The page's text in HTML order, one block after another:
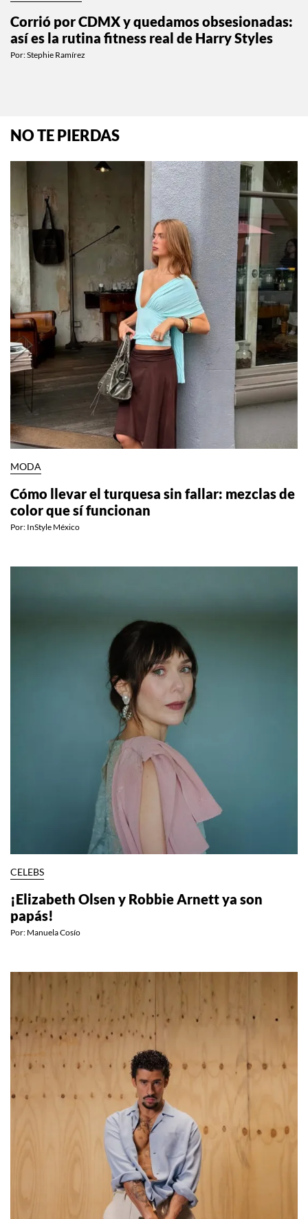
Corrió por CDMX y quedamos obsesionadas:
así es la rutina fitness real de Harry Styles
Por:Stephie Ramírez
NO TE PIERDAS
MODA
Cómo llevar el turquesa sin fallar: mezclas de
color que sí funcionan
Por: InStyle México
CELEBS
¡Elizabeth Olsen y Robbie Arnett ya son
papás!
Por: Manuela Cosío